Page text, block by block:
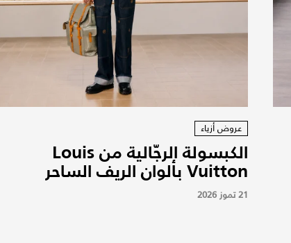
عروض أزياء
الكبسولة الرجّالية من Louis
Vuitton بألوان الريف الساحر
21 تموز 2026